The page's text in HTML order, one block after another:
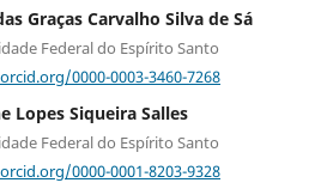
Graças Carvalho Silva de Sá
Federal do Espírito Santo
0000-0003-3460-7268
Lopes Siqueira Salles
Federal do Espírito Santo
0000-0001-8203-9328